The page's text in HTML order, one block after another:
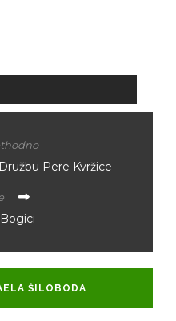
Pere Kvržice
ŠILOBODA